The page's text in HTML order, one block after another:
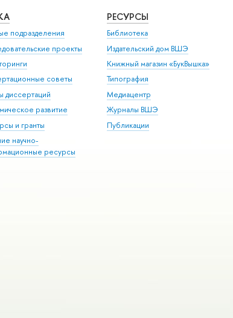
подразделения
проекты
советы
диссертаций
развитие
и гранты
научно-
ресурсы
РЕСУРСЫ
Библиотека
Издательский дом ВШЭ
Книжный магазин «БукВышка»
Типография
Медиацентр
Журналы ВШЭ
Публикации